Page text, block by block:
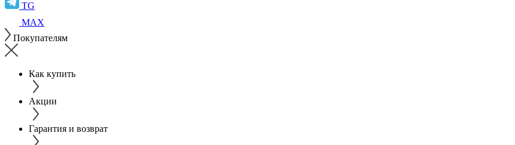
TG
MAX
Покупателям
Как купить
Акции
Гарантия и возврат